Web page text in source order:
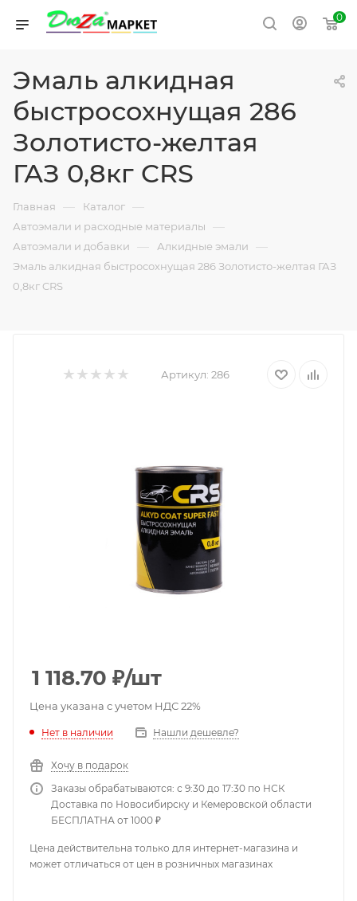
0
Эмаль алкидная
быстросохнущая 286
Золотисто-желтая
ГАЗ 0,8кг CRS
Главная — Каталог —
Автоэмали и расходные материалы —
Автоэмали и добавки — Алкидные эмали —
Эмаль алкидная быстросохнущая 286 Золотисто-желтая ГАЗ
0,8кг CRS
Артикул: 286
1 118.70 ₽/шт
Цена указана с учетом НДС 22%
Нет в наличии Нашли дешевле?
Хочу в подарок
Заказы обрабатываются: с 9:30 до 17:30 по НСК
Доставка по Новосибирску и Кемеровской области
БЕСПЛАТНА от 1000 ₽
Цена действительна только для интернет-магазина и
может отличаться от цен в розничных магазинах